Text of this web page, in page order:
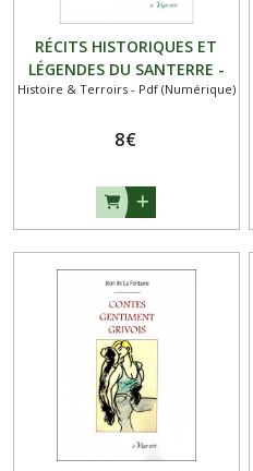
RÉCITS HISTORIQUES ET
LÉGENDES DU SANTERRE -
Deuxième partie - PDF
Histoire & Terroirs - Pdf (Numérique)
8€